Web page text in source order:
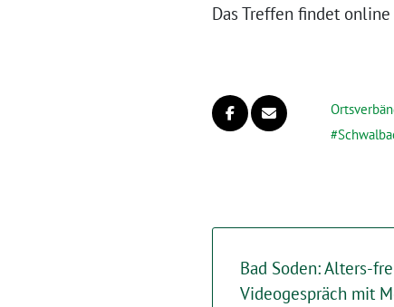
Das Treffen findet
Bad Soden: Alters-
Videogespräch mit